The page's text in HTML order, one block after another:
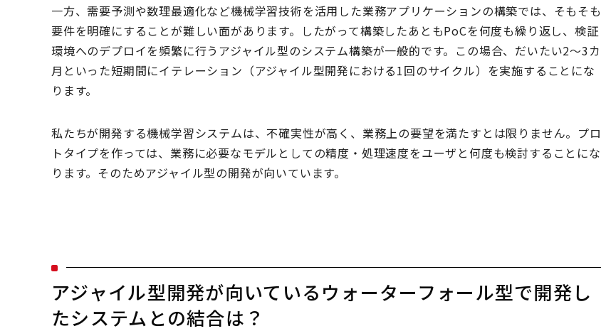
一方、需要予測や数理最適化など機械学習技術を活用した業務アプリケーションの構築では、そもそも
要件を明確にすることが難しい面があります。したがって構築したあともPoCを何度も繰り返し、検証
環境へのデプロイを頻繁に行うアジャイル型のシステム構築が一般的です。この場合、だいたい2～3カ
月といった短期間にイテレーション（アジャイル型開発における1回のサイクル）を実施することにな
ります。
私たちが開発する機械学習システムは、不確実性が高く、業務上の要望を満たすとは限りません。プロ
トタイプを作っては、業務に必要なモデルとしての精度・処理速度をユーザと何度も検討することにな
ります。そのためアジャイル型の開発が向いています。
アジャイル型開発が向いているウォーターフォール型で開発し
たシステムとの結合は？